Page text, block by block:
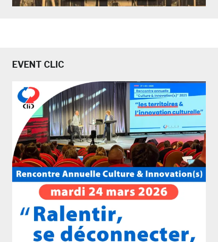
EVENT CLIC